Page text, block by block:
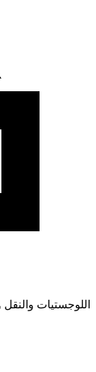
اللوجستيات والنقل